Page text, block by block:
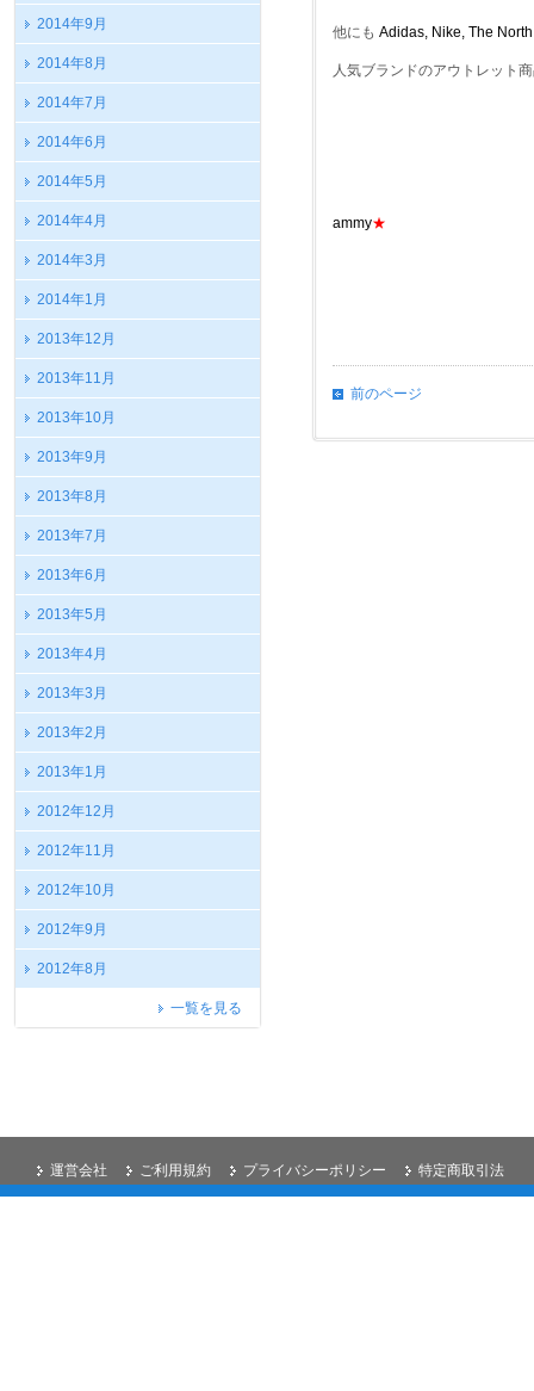
2014年9月
2014年8月
2014年7月
2014年6月
2014年5月
2014年4月
2014年3月
2014年1月
2013年12月
2013年11月
2013年10月
2013年9月
2013年8月
2013年7月
2013年6月
2013年5月
2013年4月
2013年3月
2013年2月
2013年1月
2012年12月
2012年11月
2012年10月
2012年9月
2012年8月
一覧を見る
他にも Adidas, Nike, The
人気ブランドのアウトレット
ammy★
前のページ
特定商取引法
プライバシーポリシー
ご利用規約
運営会社